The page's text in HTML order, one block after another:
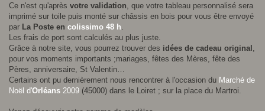
Ce n'est qu'après votre validation , que votre tableau personnalisé sera
imprimé sur toile puis monté sur châssis en bois pour vous être envoyé
par La Poste en colissimo 48 h
Les frais de port sont calculés au plus juste.
Grâce à notre site, vous pourrez trouver des idées de cadeau original
pour vos moments importants ;mariages, fêtes des Mères, fête des
Pères, anniversaire, St Valentin…
Certains ont pu dernièrement nous rencontrer à l'occasion du Marché de
Noël d'Orléans 2009 (45000) dans le Loiret ; sur la place du Martroi.